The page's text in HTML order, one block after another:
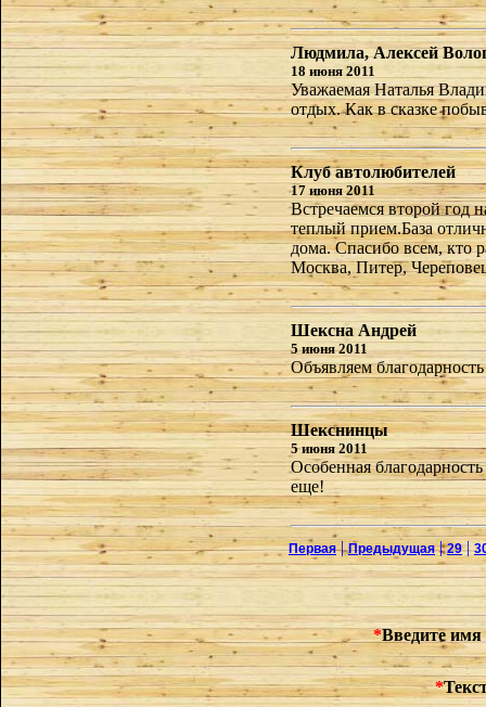
Людмила, Алексей
18 июня 2011
Уважаемая Наталья
отдых. Как в сказке
Клуб автолюбителей
17 июня 2011
Встречаемся второй год
теплый прием.База
дома. Спасибо всем, кто
Москва, Питер,
Шексна Андрей
5 июня 2011
Объявляем
Шекснинцы
5 июня 2011
Особенная
еще!
Первая|Предыдущая|29|
*Введите
*